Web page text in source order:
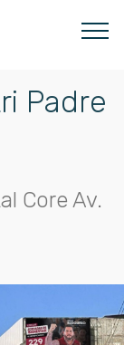
Padre
Core Av.